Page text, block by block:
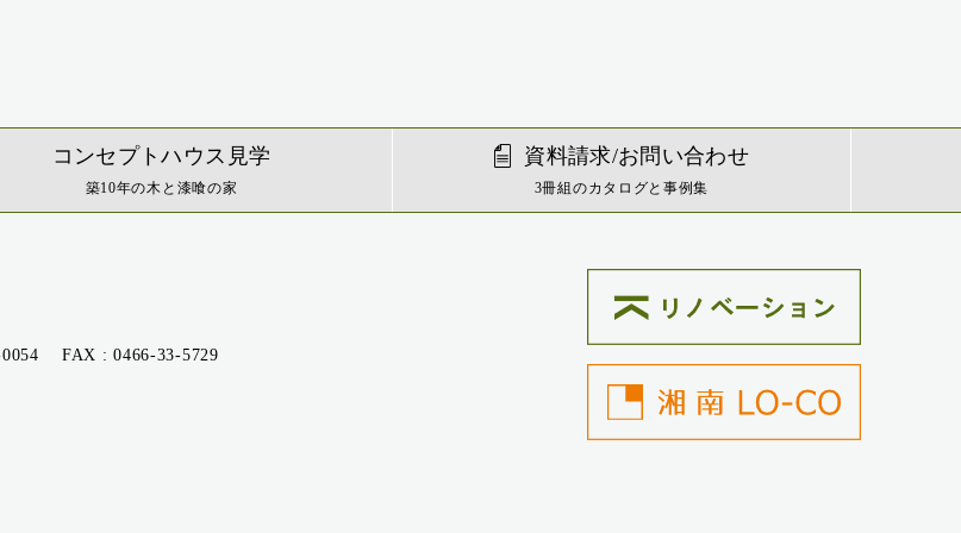
コンセプトハウス見学
築10年の木と漆喰の家
資料請求/お問い合わせ
3冊組のカタログと事例集
FAX : 0466-33-5729